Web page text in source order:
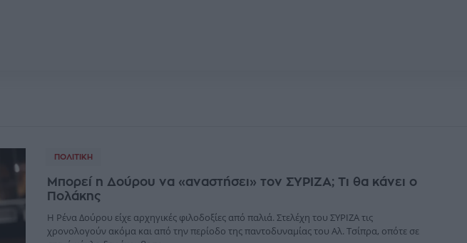
ΠΟΛΙΤΙΚΉ
Μπορεί η Δούρου να «αναστήσει» τον ΣΥΡΙΖΑ; Τι θα κάνει ο
Πολάκης
Η Ρένα Δούρου είχε αρχηγικές φιλοδοξίες από παλιά. Στελέχη του ΣΥΡΙΖΑ τις
χρονολογούν ακόμα και από την περίοδο της παντοδυναμίας του Αλ. Τσίπρα, οπότε σε